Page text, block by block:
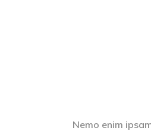
Nemo enim